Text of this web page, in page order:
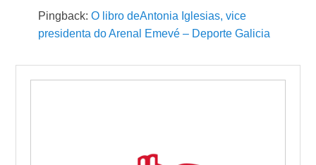
Pingback:O libro deAntonia Iglesias, vice
presidenta do Arenal Emevé – Deporte Galicia